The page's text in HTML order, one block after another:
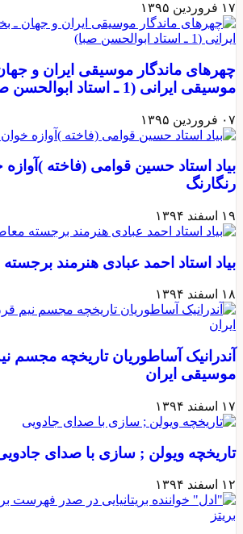
۱۷ فروردین ۱۳۹۵
چهرهای ماندگار موسیقی ایران و
موسیقی ایرانی (1 ـ استاد ابوالحسن صبا)
۰۷ فروردین ۱۳۹۵
بیاد استاد حسین قوامی (فاخته
رنگارنگ
۱۹ اسفند ۱۳۹۴
بیاد استاد احمد عبادی هنرمند
۱۸ اسفند ۱۳۹۴
آندرانیک آساطوريان تاریخچه مجسم
موسیقی ایران
۱۷ اسفند ۱۳۹۴
تاریخچه ویولن ; سازی با صدای
۱۲ اسفند ۱۳۹۴